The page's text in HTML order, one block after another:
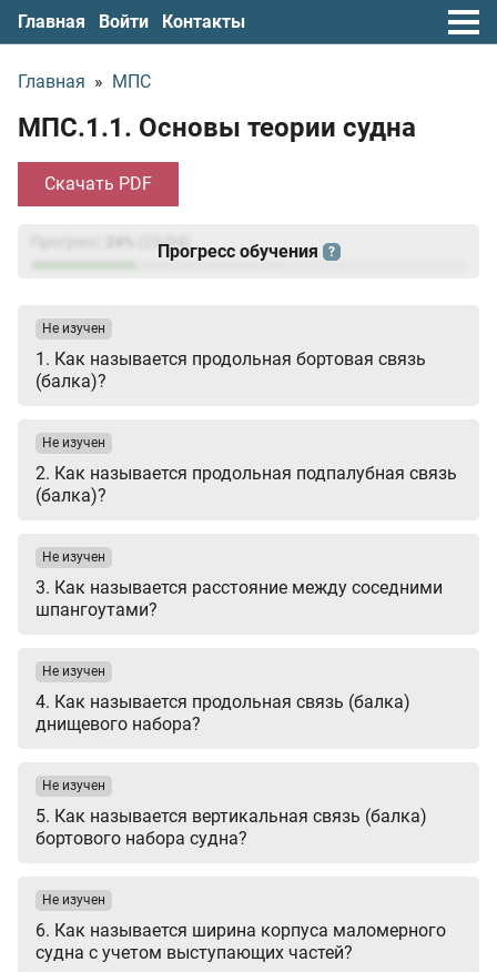
Главная Войти Контакты
Главная » МПС
МПС.1.1. Основы теории судна
Скачать PDF
23/94)
Прогресс обучения ?
1. Как называется продольная бортовая связь
(балка)?
Не изучен
2. Как называется продольная подпалубная связь
(балка)?
Не изучен
3. Как называется расстояние между соседними
шпангоутами?
Не изучен
4. Как называется продольная связь (балка)
днищевого набора?
Не изучен
5. Как называется вертикальная связь (балка)
бортового набора судна?
Не изучен
6. Как называется ширина корпуса маломерного
судна с учетом выступающих частей?
Не изучен